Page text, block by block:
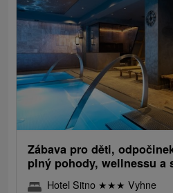
Zábava pro děti,
plný pohody, wellnessu a
Hotel Sitno ★★★ Vyhne